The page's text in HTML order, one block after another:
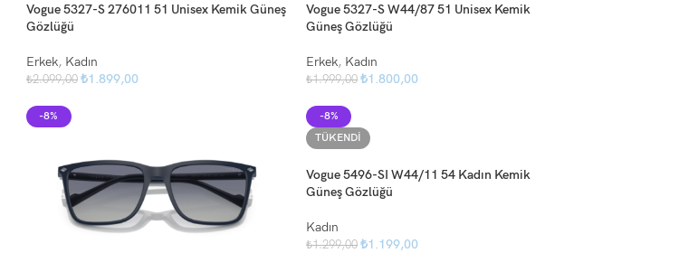
Vogue 5327-S 276011 51 Unisex Kemik Güneş
Gözlüğü
Erkek, Kadın
₺2.099,00 ₺1.899,00
Vogue 5327-S W44/87 51 Unisex Kemik
Güneş Gözlüğü
Erkek, Kadın
₺1.999,00 ₺1.800,00
-8%
-8%
TÜKENDI
Vogue 5496-SI W44/11 54 Kadın Kemik
Güneş Gözlüğü
Kadın
₺1.299,00 ₺1.199,00